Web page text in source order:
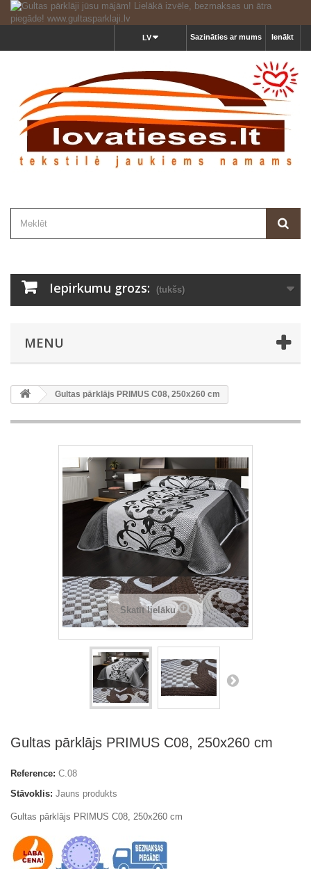
Ienākt
Sazināties ar mums
LV
Iepirkumu grozs: (tukšs)
MENU
Gultas pārklājs PRIMUS C08, 250x260 cm
Skatīt lielāku
Gultas pārklājs PRIMUS C08, 250x260 cm
Reference: C.08
Stāvoklis: Jauns produkts
Gultas pārklājs PRIMUS C08, 250x260 cm